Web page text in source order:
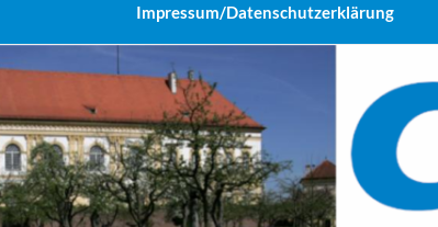
Impressum/Datenschutzerklärung